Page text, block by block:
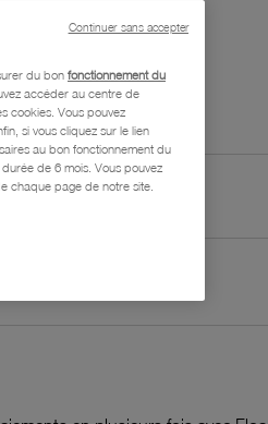
du bon fonctionnement du
accéder au centre de
cookies. Vous pouvez
si vous cliquez sur le lien
au bon fonctionnement du
de 6 mois. Vous pouvez
chaque page de notre site.
Continuer sans accepter